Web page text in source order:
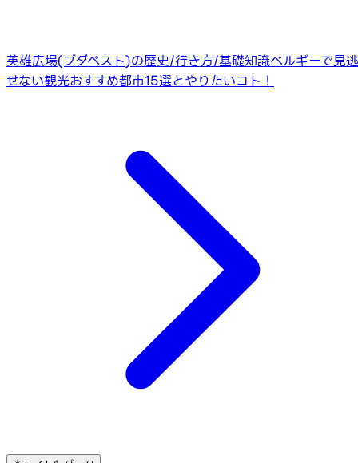
英雄広場(ブダペスト)の歴史/行き方/基礎知識ベルギーで見逃
せない観光おすすめ都市15選とやりたいコト！